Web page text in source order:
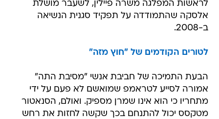
לראשות המפלגה משרה פיילין, לשעבר מושלת
אלסקה שהתמודדה על תפקיד סגנית הנשיאה
ב-2008.
לטורים הקודמים של "חוץ מזה"
הבעת התמיכה של חביבת אנשי "מסיבת התה"
אמורה לסייע לטראמפ שמואשם לא פעם על ידי
מתחריו כי הוא אינו שמרן מספיק. ואולם, הסנאטור
מטקסס יכול להתנחם בכך שקשה לחזות את רחש